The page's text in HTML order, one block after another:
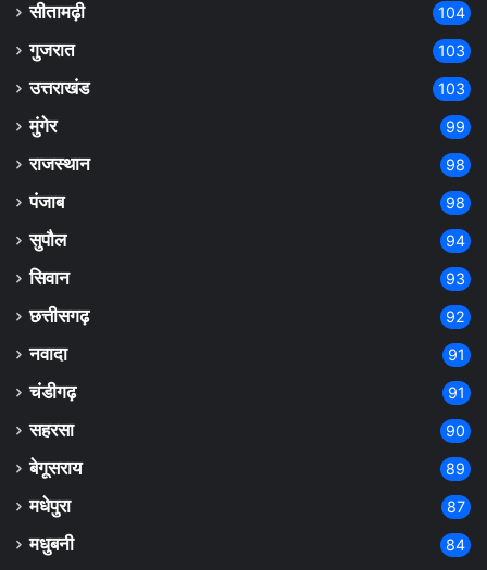
सीतामढ़ी 104
गुजरात 103
उत्तराखंड 103
मुंगेर 99
राजस्थान 98
पंजाब 98
सुपौल 94
सिवान 93
छत्तीसगढ़ 92
नवादा 91
चंडीगढ़ 91
सहरसा 90
बेगूसराय 89
मधेपुरा 87
मधुबनी 84